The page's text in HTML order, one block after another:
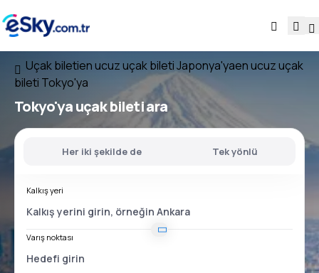
Uçak biletien ucuz uçak bileti Japonya'yaen ucuz uçak
bileti Tokyo'ya
Tokyo'ya uçak bileti ara
Her iki şekilde de Tek yönlü
Kalkış yeri
Varış noktası